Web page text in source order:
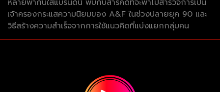
หลายพากันใส่แบรนด์นี้ พบกับสารคดีที่จะพาไปสำรวจการเป็น
เจ้าครองกระแสความนิยมของ A&F ในช่วงปลายยุค 90 และ
วิธีสร้างความสำเร็จจากการใช้แนวคิดที่แบ่งแยกกลุ่มคน